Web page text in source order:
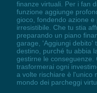
finanze virtuali. Per i fan
funzione aggiunge
gioco, fondendo azione
irresistibile. Che tu stia
preparando un piano
garage, 'Aggiungi debito'
destino, purché tu abbia
gestirne le conseguenze.
trasformerai ogni
a volte rischiare è l'unico
mondo dei parcheggi